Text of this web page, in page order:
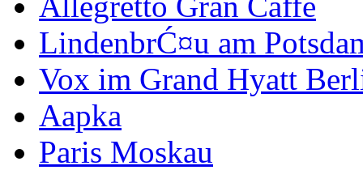
LindenbrĆ¤u am
Vox im Grand Hyatt
Aapka
Paris Moskau